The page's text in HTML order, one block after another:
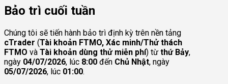
Bảo trì cuối tuần
Chúng tôi sẽ tiến hành bảo trì định kỳ trên nền tảng
cTrader (Tài khoản FTMO, Xác minh/Thử thách
FTMO và Tài khoản dùng thử miễn phí) từ thứ Bảy,
ngày 04/07/2026, lúc 8:00 đến Chủ Nhật, ngày
05/07/2026, lúc 01:00.